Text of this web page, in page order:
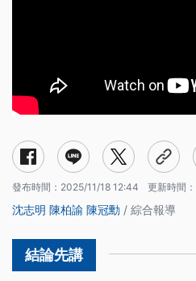
發布時間： 2025/11/18 12:44 更新時間：
沈志明 陳柏諭 陳冠勳 / 綜合報導